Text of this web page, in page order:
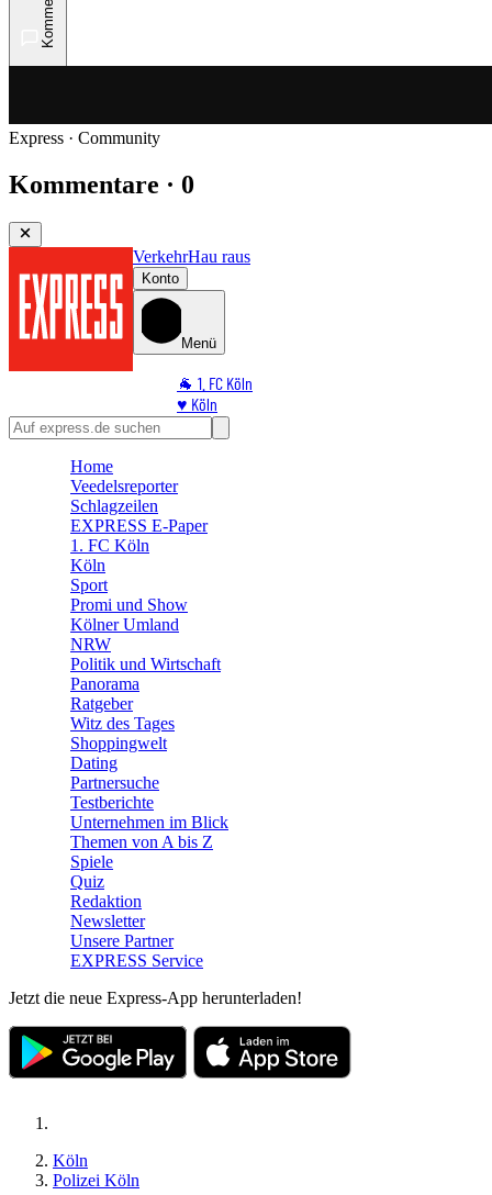
Express · Community
Kommentare · 0
VerkehrHau raus
Konto
Menü
🐐 1. FC Köln
♥️ Köln
⭐ Promi
🛒 Shoppingwelt
Home
Veedelsreporter
Schlagzeilen
EXPRESS E-Paper
1. FC Köln
Köln
Sport
Promi und Show
Kölner Umland
NRW
Politik und Wirtschaft
Panorama
Ratgeber
Witz des Tages
Shoppingwelt
Dating
Partnersuche
Testberichte
Unternehmen im Blick
Themen von A bis Z
Spiele
Quiz
Redaktion
Newsletter
Unsere Partner
EXPRESS Service
Jetzt die neue Express-App herunterladen!
Köln
Polizei Köln